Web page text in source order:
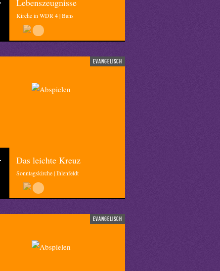
Lebenszeugnisse
Kirche in WDR 4 | Bans
evangelisch
Das leichte Kreuz
Sonntagskirche | Ihlenfeldt
evangelisch